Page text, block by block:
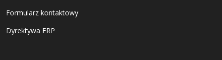
Formularz kontaktowy
Dyrektywa ERP